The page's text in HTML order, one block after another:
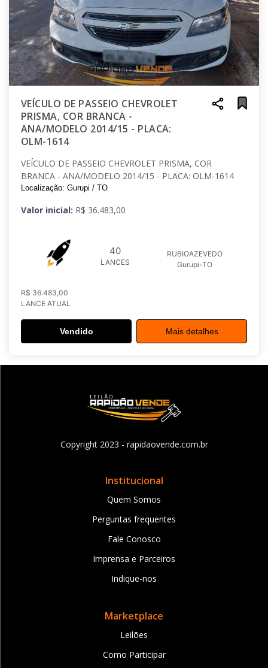
VEÍCULO DE PASSEIO CHEVROLET
PRISMA, COR BRANCA -
ANA/MODELO 2014/15 - PLACA:
OLM-1614
VEÍCULO DE PASSEIO CHEVROLET PRISMA, COR
BRANCA - ANA/MODELO 2014/15 - PLACA: OLM-1614
Localização: Gurupi / TO
Valor inicial: R$ 36.483,00
40
LANCES
RUBIOAZEVEDO
Gurupi-TO
R$ 36.483,00
LANCE ATUAL
Vendido Mais detalhes
Copyright 2023 - rapidaovende.com.br
Institucional
Quem Somos
Perguntas frequentes
Fale Conosco
Imprensa e Parceiros
Indique-nos
Marketplace
Leilões
Como Participar